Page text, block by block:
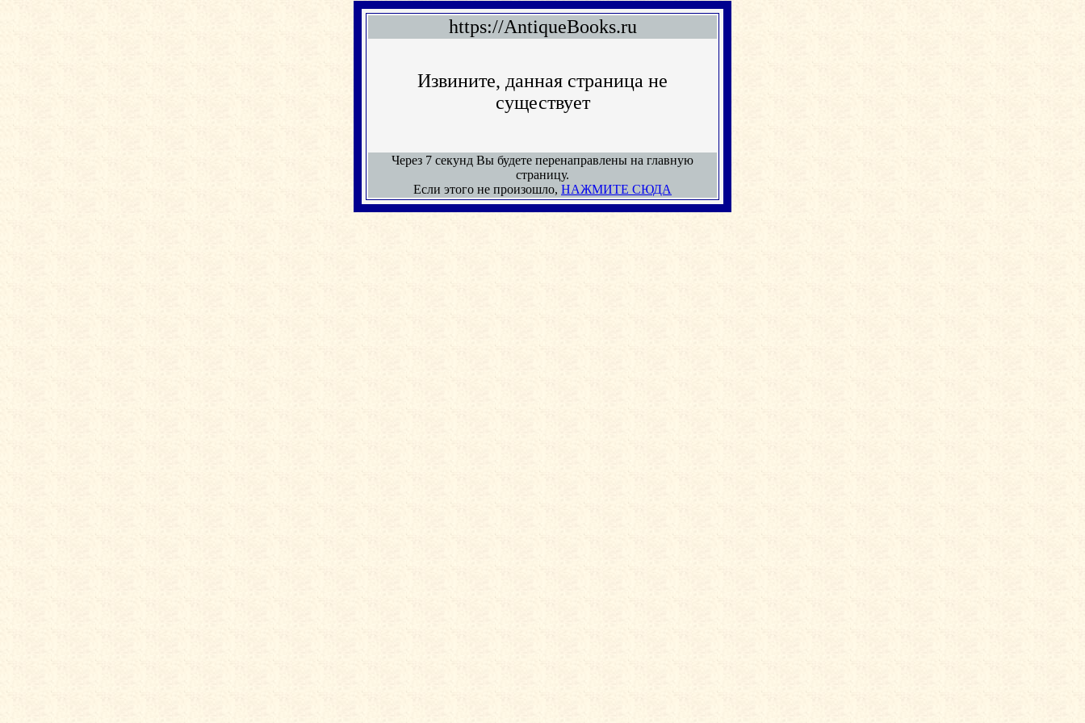
https://AntiqueBooks.ru
Извините, данная страница не
существует
Через 7 секунд Вы будете перенаправлены на главную
страницу.
Если этого не произошло, НАЖМИТЕ СЮДА